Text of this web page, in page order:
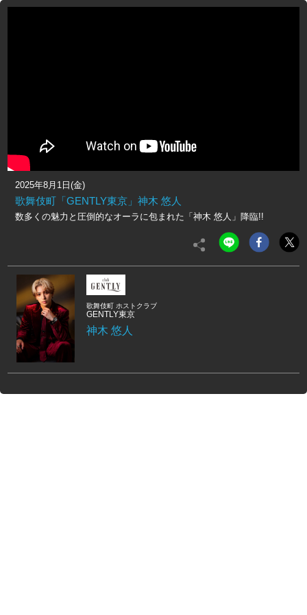
2025年8月1日(金)
歌舞伎町「GENTLY東京」神木 悠人
数多くの魅力と圧倒的なオーラに包まれた「神木 悠人」降臨!!
歌舞伎町 ホストクラブ
GENTLY東京
神木 悠人